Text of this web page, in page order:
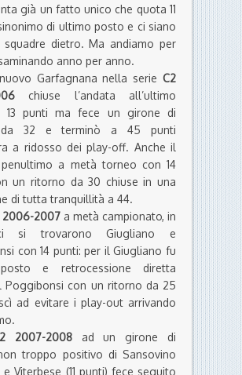
già un fatto unico che quota 11
di ultimo posto e ci siano
squadre dietro. Ma andiamo per
anno per anno.
Garfagnana nella serie C2
chiuse l’andata all’ultimo
13 punti ma fece un girone di
32 e terminò a 45 punti
a ridosso dei play-off. Anche il
penultimo a metà torneo con 14
un ritorno da 30 chiuse in una
di tutta tranquillità a 44.
2006-2007 a metà campionato, in
si trovarono Giugliano e
con 14 punti: per il Giugliano fu
e retrocessione diretta
Poggibonsi con un ritorno da 25
ad evitare i play-out arrivando
2007-2008 ad un girone di
troppo positivo di Sansovino
e Viterbese (11 punti) fece seguito